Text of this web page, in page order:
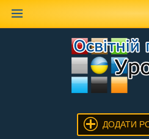
ДОДАТИ